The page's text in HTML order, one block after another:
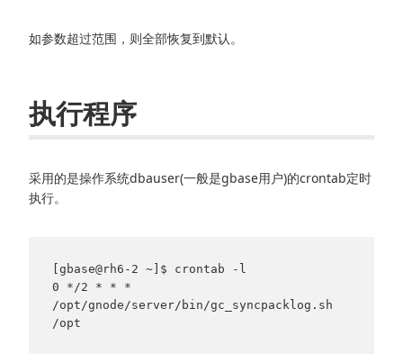
如参数超过范围，则全部恢复到默认。
执行程序
采用的是操作系统dbauser(一般是gbase用户)的crontab定时
执行。
[gbase@rh6-2 ~]$ crontab -l
0 */2 * * *
/opt/gnode/server/bin/gc_syncpacklog.sh